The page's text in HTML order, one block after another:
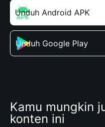
Unduh Android APK
Unduh Google Play
Kamu mungkin
konten ini